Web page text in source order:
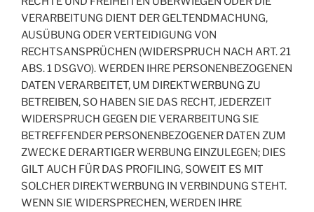
VERARBEITUNG DIENT DER GELTENDMACHUNG,
AUSÜBUNG ODER VERTEIDIGUNG VON
RECHTSANSPRÜCHEN (WIDERSPRUCH NACH ART. 21
ABS. 1 DSGVO). WERDEN IHRE PERSONENBEZOGENEN
DATEN VERARBEITET, UM DIREKTWERBUNG ZU
BETREIBEN, SO HABEN SIE DAS RECHT, JEDERZEIT
WIDERSPRUCH GEGEN DIE VERARBEITUNG SIE
BETREFFENDER PERSONENBEZOGENER DATEN ZUM
ZWECKE DERARTIGER WERBUNG EINZULEGEN; DIES
GILT AUCH FÜR DAS PROFILING, SOWEIT ES MIT
SOLCHER DIREKTWERBUNG IN VERBINDUNG STEHT.
WENN SIE WIDERSPRECHEN, WERDEN IHRE